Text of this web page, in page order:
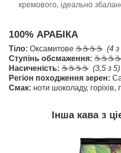
кремового, ідеально
100% АРАБІКА
Тіло: Оксамитове ☕☕☕☕ (4 з
Ступінь обсмаження: ☕☕☕☕
Насиченість: ☕☕☕☕ (3,5 з 5)
Регіон походження зерен:
Смак: ноти шоколаду, горіхів,
Інша кава з